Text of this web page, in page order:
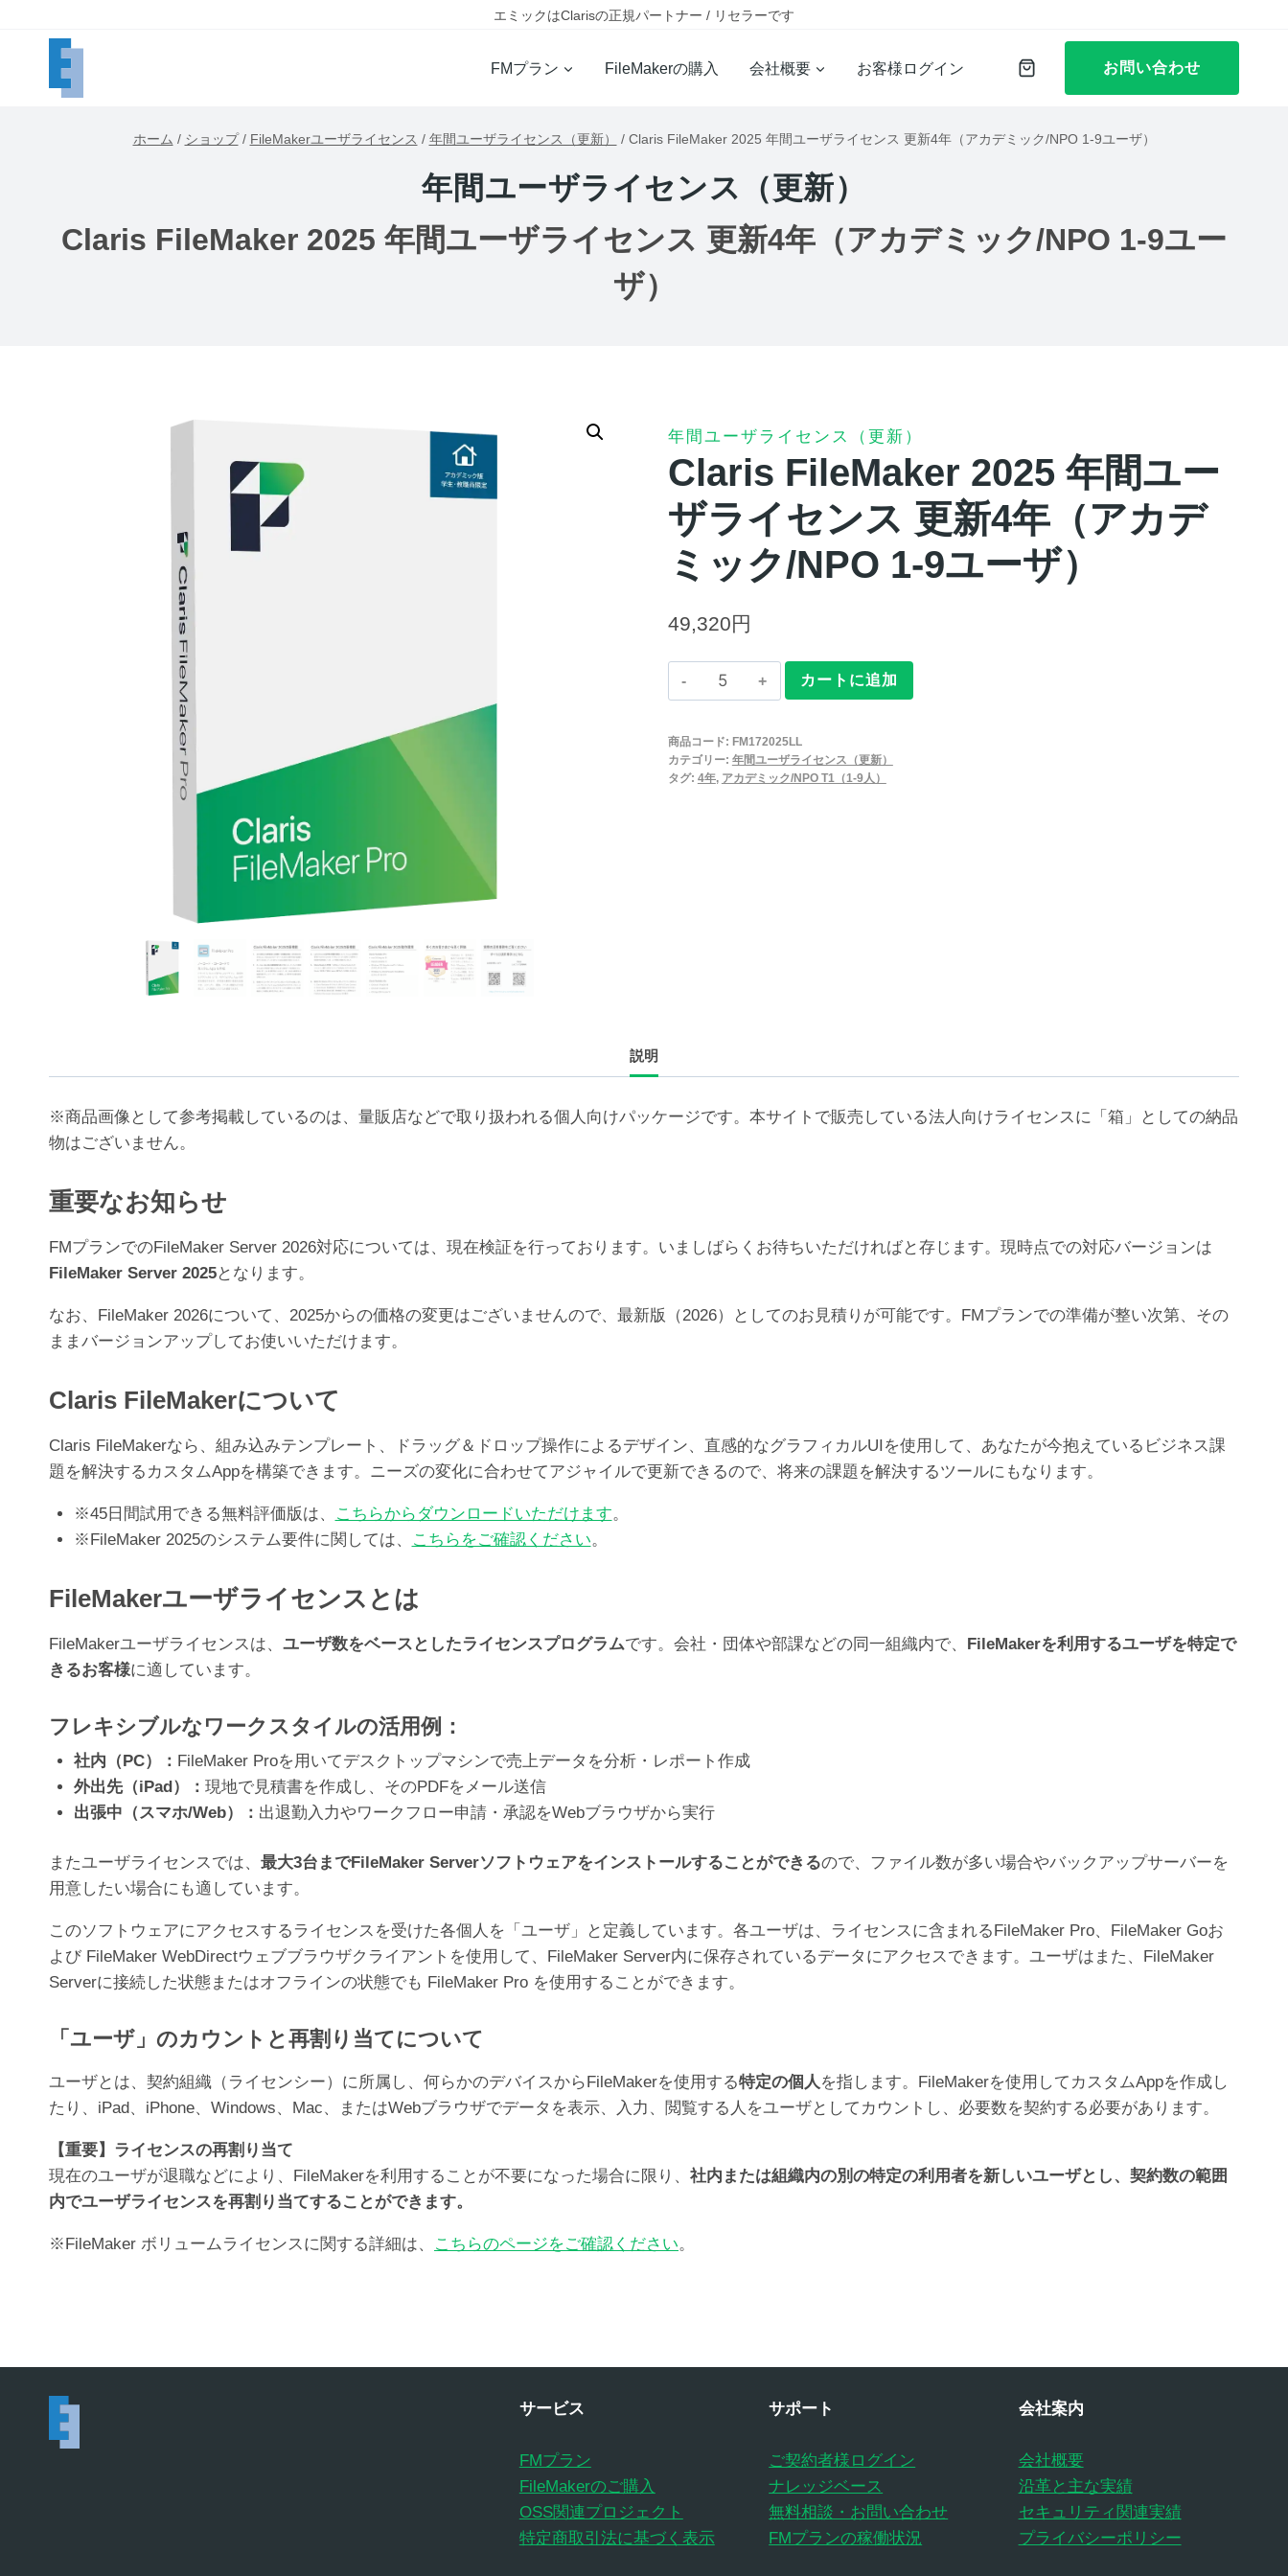
エミックはClarisの正規パートナー / リセラーです
FMプラン FileMakerの購入 会社概要 お客様ログイン お問い合わせ
ホーム / ショップ / FileMakerユーザライセンス / 年間ユーザライセンス（更新） / Claris FileMaker 2025 年間ユーザライセンス 更新4年（アカデミック/NPO 1-9ユーザ）
年間ユーザライセンス（更新）
Claris FileMaker 2025 年間ユーザライセンス 更新4年（アカデミック/NPO 1-9ユー
ザ）
年間ユーザライセンス（更新）
Claris FileMaker 2025 年間ユー
ザライセンス 更新4年（アカデ
ミック/NPO 1-9ユーザ）
49,320円
Claris
FileMaker
年
間
（ア
ク/NPO
ユ
カートに追加
商品コード: FM172025LL
カテゴリー: 年間ユーザライセンス（更新）
タグ: 4年, アカデミック/NPO T1（1-9人）
説明
※商品画像として参考掲載しているのは、量販店などで取り扱われる個人向けパッケージです。本サイトで販売している法人向けライセンスに「箱」としての納品
物はございません。
重要なお知らせ
FMプランでのFileMaker Server 2026対応については、現在検証を行っております。いましばらくお待ちいただければと存じます。現時点での対応バージョンは
FileMaker Server 2025となります。
なお、FileMaker 2026について、2025からの価格の変更はございませんので、最新版（2026）としてのお見積りが可能です。FMプランでの準備が整い次第、その
ままバージョンアップしてお使いいただけます。
Claris FileMakerについて
Claris FileMakerなら、組み込みテンプレート、ドラッグ＆ドロップ操作によるデザイン、直感的なグラフィカルUIを使用して、あなたが今抱えているビジネス課
題を解決するカスタムAppを構築できます。ニーズの変化に合わせてアジャイルで更新できるので、将来の課題を解決するツールにもなります。
※45日間試用できる無料評価版は、 こちらからダウンロードいただけます。
※FileMaker 2025のシステム要件に関しては、
こちらをご確認ください。
FileMakerユーザライセンスとは
FileMakerユーザライセンスは、 ユーザ数をベースとしたライセンスプログラムです。会社・団体や部課などの同一組織内で、 FileMakerを利用するユーザを特定で
きるお客様に適しています。
フレキシブルなワークスタイルの活用例：
社内（PC）： FileMaker Proを用いてデスクトップマシンで売上データを分析・レポート作成
外出先（iPad）： 現地で見積書を作成し、そのPDFをメール送信
出張中（スマホ/Web）： 出退勤入力やワークフロー申請・承認をWebブラウザから実行
またユーザライセンスでは、 最大3台までFileMaker Serverソフトウェアをインストールすることができるので、ファイル数が多い場合やバックアップサーバーを
用意したい場合にも適しています。
このソフトウェアにアクセスするライセンスを受けた各個人を「ユーザ」と定義しています。各ユーザは、ライセンスに含まれるFileMaker Pro、FileMaker Goお
よび FileMaker WebDirectウェブブラウザクライアントを使用して、FileMaker Server内に保存されているデータにアクセスできます。ユーザはまた、FileMaker
Serverに接続した状態またはオフラインの状態でも FileMaker Pro を使用することができます。
「ユーザ」のカウントと再割り当てについて
ユーザとは、契約組織（ライセンシー）に所属し、何らかのデバイスからFileMakerを使用する特定の個人を指します。FileMakerを使用してカスタムAppを作成し
たり、iPad、iPhone、Windows、Mac、またはWebブラウザでデータを表示、入力、閲覧する人をユーザとしてカウントし、必要数を契約する必要があります。
【重要】ライセンスの再割り当て
現在のユーザが退職などにより、FileMakerを利用することが不要になった場合に限り、 社内または組織内の別の特定の利用者を新しいユーザとし、契約数の範囲
内でユーザライセンスを再割り当てすることができます。
※FileMaker ボリュームライセンスに関する詳細は、 こちらのページをご確認ください。
サービス
FMプラン
FileMakerのご購入
OSS関連プロジェクト
特定商取引法に基づく表示
サポート
ご契約者様ログイン
ナレッジベース
無料相談・お問い合わせ
FMプランの稼働状況
会社案内
会社概要
沿革と主な実績
セキュリティ関連実績
プライバシーポリシー